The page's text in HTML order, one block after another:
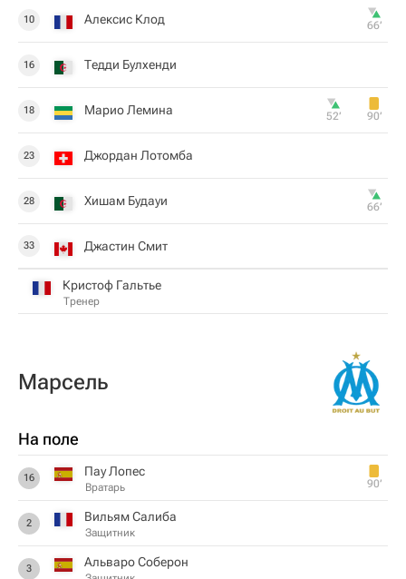
10 Алексис Клод 66‎’‎
16 Тедди Булхенди
18 Марио Лемина 52‎’‎ 90‎’‎
23 Джордан Лотомба
28 Хишам Будауи 66‎’‎
33 Джастин Смит
Кристоф Гальтье
Тренер
Марсель
На поле
16 Пау Лопес
Вратарь 90‎’‎
2 Вильям Салиба
Защитник
3 Альваро Соберон